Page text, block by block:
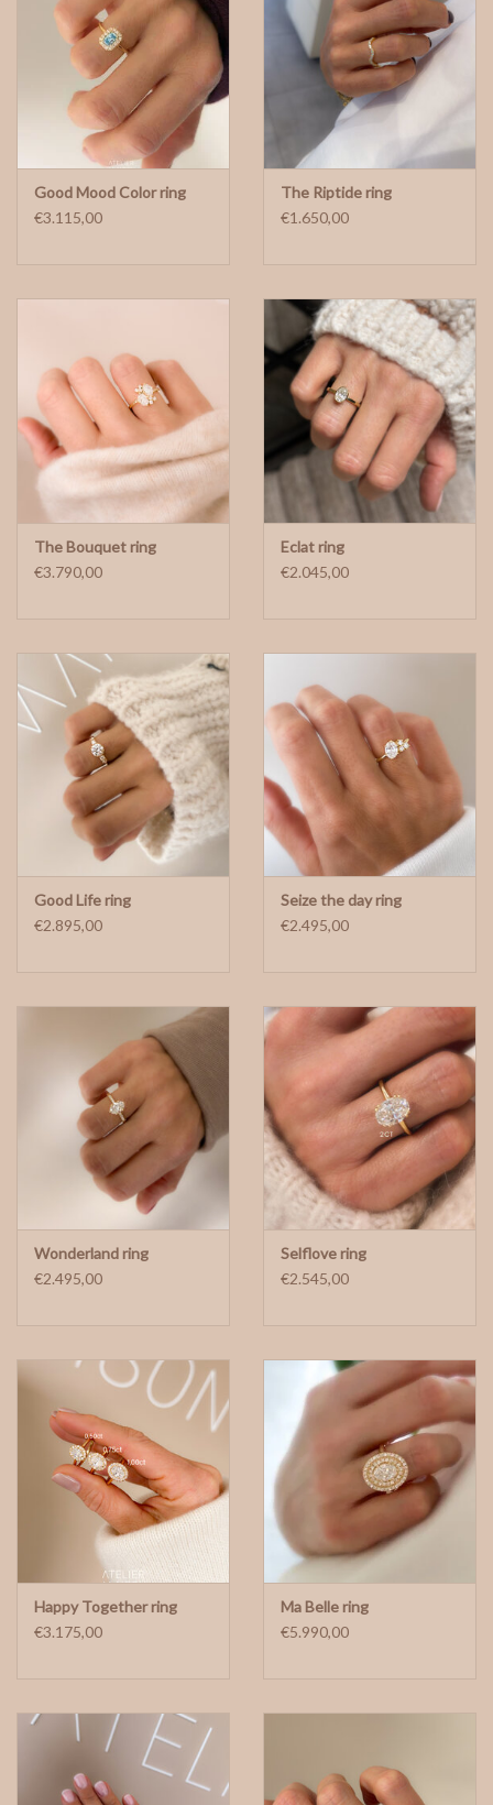
Good Mood Color ring
€3.115,00
The Riptide ring
€1.650,00
The Bouquet ring
€3.790,00
Eclat ring
€2.045,00
Good Life ring
€2.895,00
Seize the day ring
€2.495,00
Wonderland ring
€2.495,00
Selflove ring
€2.545,00
Happy Together ring
€3.175,00
Ma Belle ring
€5.990,00